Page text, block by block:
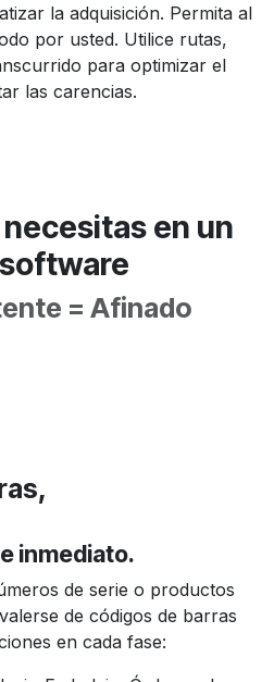
la adquisición. Permita al
por usted. Utilice rutas,
para optimizar el
las carencias.
en un
= Afinado
inmediato.
de serie o productos
de códigos de barras
en cada fase: